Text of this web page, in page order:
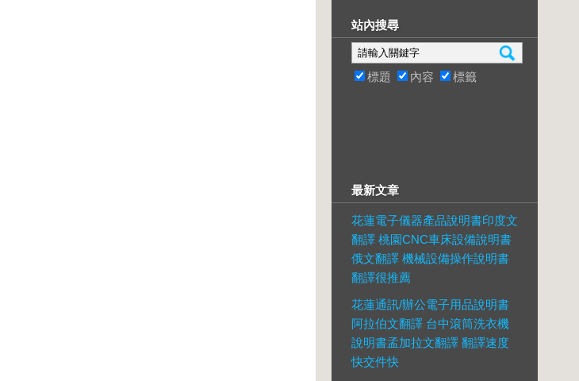
站內搜尋
標題 內容 標籤
最新文章
花蓮電子儀器產品說明書印度文
翻譯 桃園CNC車床設備說明書
俄文翻譯 機械設備操作說明書
翻譯很推薦
花蓮通訊/辦公電子用品說明書
阿拉伯文翻譯 台中滾筒洗衣機
說明書孟加拉文翻譯 翻譯速度
快交件快